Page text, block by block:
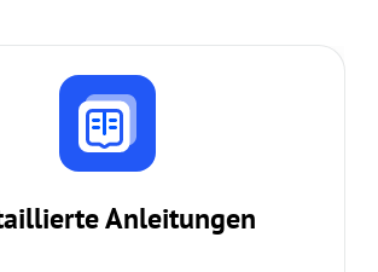
Anleitungen